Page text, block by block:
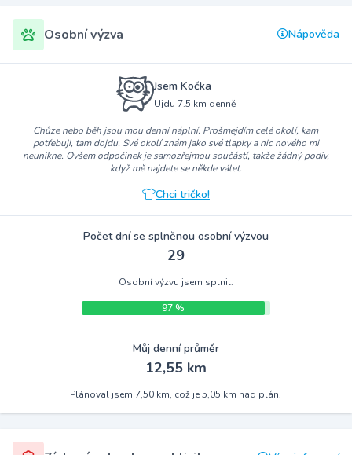
Osobní výzva Nápověda
Jsem Kočka
Ujdu 7.5 km denně
Chůze nebo běh jsou mou denní náplní. Prošmejdím celé okolí, kam
potřebuji, tam dojdu. Své okolí znám jako své tlapky a nic nového mi
neunikne. Ovšem odpočinek je samozřejmou součástí, takže žádný podiv,
když mě najdete se někde válet.
Chci tričko!
Počet dní se splněnou osobní výzvou
29
Osobní výzvu jsem splnil.
97 %
Můj denní průměr
12,55 km
Plánoval jsem 7,50 km, což je 5,05 km nad plán.